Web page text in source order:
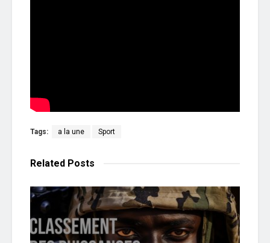
Tags: a la une Sport
Related Posts